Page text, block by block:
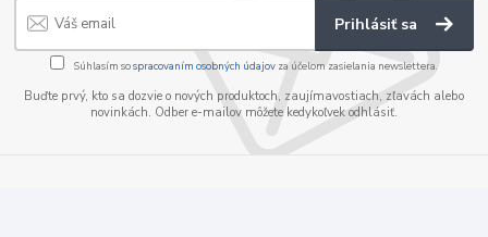
Prihlásiť sa
Súhlasím sospracovaním osobných údajov za účelom zasielania newslettera.
Buďte prvý, kto sa dozvie o nových produktoch, zaujímavostiach, zľavách alebo
novinkách. Odber e-mailov môžete kedykoľvek odhlásiť.